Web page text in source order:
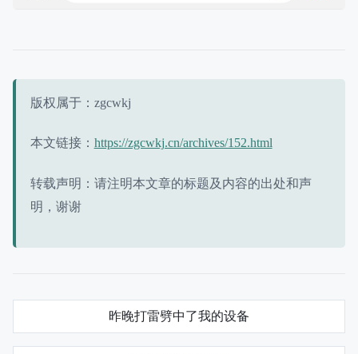
版权属于：zgcwkj
本文链接： https://zgcwkj.cn/archives/152.html
转载声明：请注明本文章的标题及内容的出处和声
明，谢谢
昨晚打雷劈中了我的设备